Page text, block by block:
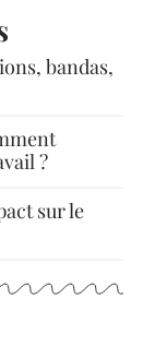
bandas,
?
sur le